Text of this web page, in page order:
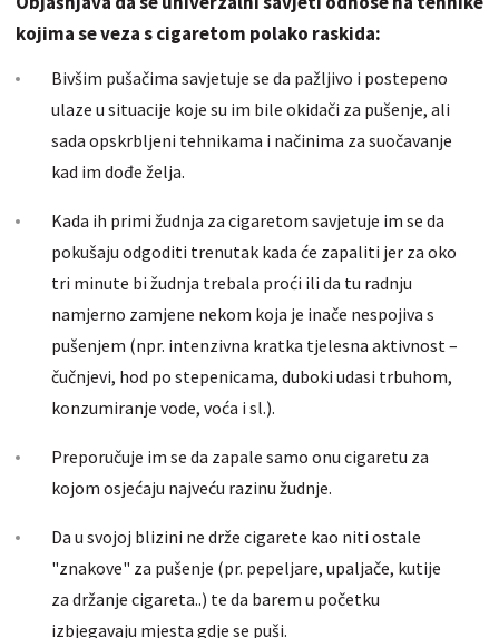
kojima se veza s cigaretom polako raskida:
Bivšim pušačima savjetuje se da pažljivo i postepeno
ulaze u situacije koje su im bile okidači za pušenje, ali
sada opskrbljeni tehnikama i načinima za suočavanje
kad im dođe želja.
Kada ih primi žudnja za cigaretom savjetuje im se da
pokušaju odgoditi trenutak kada će zapaliti jer za oko
tri minute bi žudnja trebala proći ili da tu radnju
namjerno zamjene nekom koja je inače nespojiva s
pušenjem (npr. intenzivna kratka tjelesna aktivnost –
čučnjevi, hod po stepenicama, duboki udasi trbuhom,
konzumiranje vode, voća i sl.).
Preporučuje im se da zapale samo onu cigaretu za
kojom osjećaju najveću razinu žudnje.
Da u svojoj blizini ne drže cigarete kao niti ostale
"znakove" za pušenje (pr. pepeljare, upaljače, kutije
za držanje cigareta..) te da barem u početku
izbjegavaju mjesta gdje se puši.